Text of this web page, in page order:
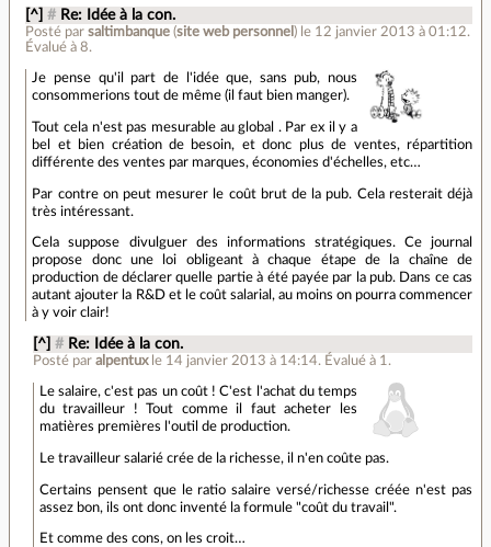
[^] # Re: Idée à la con.
Posté parsaltimbanque (site web personnel ) le 12 janvier 2013 à 01:12.
Évalué à8.
Je pense qu'il part de l'idée que, sans pub, nous
consommerions tout de même (il faut bien manger).
Tout cela n'est pas mesurable au global . Par ex il y a
bel et bien création de besoin, et donc plus de ventes, répartition
différente des ventes par marques, économies d'échelles, etc…
Par contre on peut mesurer le coût brut de la pub. Cela resterait déjà
très intéressant.
Cela suppose divulguer des informations stratégiques. Ce journal
propose donc une loi obligeant à chaque étape de la chaîne de
production de déclarer quelle partie à été payée par la pub. Dans ce cas
autant ajouter la R&D et le coût salarial, au moins on pourra commencer
à y voir clair!
[^] # Re: Idée à la con.
Posté par alpentux le 14 janvier 2013 à 14:14. Évalué à 1 .
Le salaire, c'est pas un coût ! C'est l'achat du temps
du travailleur ! Tout comme il faut acheter les
matières premières l'outil de production.
Le travailleur salarié crée de la richesse, il n'en coûte pas.
Certains pensent que le ratio salaire versé/richesse créée n'est pas
assez bon, ils ont donc inventé la formule "coût du travail".
Et comme des cons, on les croit…